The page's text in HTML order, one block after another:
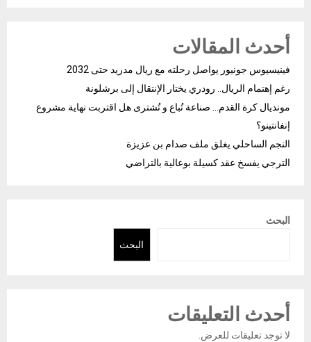
أحدث المقالات
فينيسيوس جونيور يواصل رحلته مع ريال مدريد حتى 2032
رغم إهتمام الريال.. رودري يختار الإنتقال إلى برشلونة
مونديال كرة القدم… صناعة تُباع و تُشترى هل اقتربت نهاية مشروع
إنفانتينو؟
النجم الساحلي يغلق ملف صدام بن عزيزة
الترجي يفسخ عقد كسيلة بوعالية بالتراضي
البحث
البحث
أحدث التعليقات
لا توجد تعليقات للعرض.